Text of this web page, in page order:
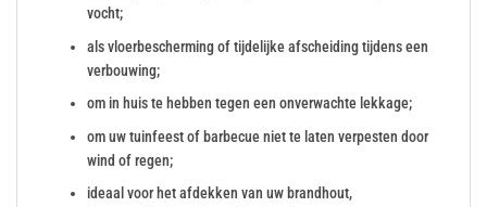
vocht;
als vloerbescherming of tijdelijke afscheiding tijdens een
verbouwing;
om in huis te hebben tegen een onverwachte lekkage;
om uw tuinfeest of barbecue niet te laten verpesten door
wind of regen;
ideaal voor het afdekken van uw brandhout,